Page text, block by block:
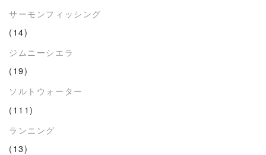
サーモンフィッシング
(14)
ジムニーシエラ
(19)
ソルトウォーター
(111)
ランニング
(13)